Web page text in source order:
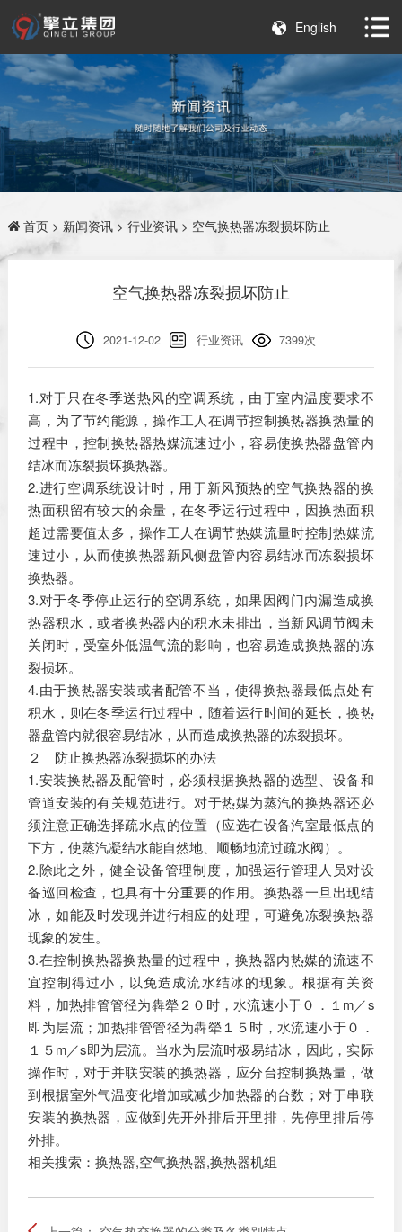
English
首页> 新闻资讯> 行业资讯> 空气换热器冻裂损坏防止
空气换热器冻裂损坏防止
2021-12-02 行业资讯 7399次
1.对于只在冬季送热风的空调系统，由于室内温度要求不
高，为了节约能源，操作工人在调节控制换热器换热量的
过程中，控制换热器热媒流速过小，容易使换热器盘管内
结冰而冻裂损坏换热器。
2.进行空调系统设计时，用于新风预热的空气换热器的换
热面积留有较大的余量，在冬季运行过程中，因换热面积
超过需要值太多，操作工人在调节热媒流量时控制热媒流
速过小，从而使换热器新风侧盘管内容易结冰而冻裂损坏
换热器。
3.对于冬季停止运行的空调系统，如果因阀门内漏造成换
热器积水，或者换热器内的积水未排出，当新风调节阀未
关闭时，受室外低温气流的影响，也容易造成换热器的冻
裂损坏。
4.由于换热器安装或者配管不当，使得换热器最低点处有
积水，则在冬季运行过程中，随着运行时间的延长，换热
器盘管内就很容易结冰，从而造成换热器的冻裂损坏。
２ 防止换热器冻裂损坏的办法
1.安装换热器及配管时，必须根据换热器的选型、设备和
管道安装的有关规范进行。对于热媒为蒸汽的换热器还必
须注意正确选择疏水点的位置（应选在设备汽室最低点的
下方，使蒸汽凝结水能自然地、顺畅地流过疏水阀）。
2.除此之外，健全设备管理制度，加强运行管理人员对设
备巡回检查，也具有十分重要的作用。换热器一旦出现结
冰，如能及时发现并进行相应的处理，可避免冻裂换热器
现象的发生。
3.在控制换热器换热量的过程中，换热器内热媒的流速不
宜控制得过小，以免造成流水结冰的现象。根据有关资
料，加热排管管径为犇犖２０时，水流速小于０．１m／s
即为层流；加热排管管径为犇犖１５时，水流速小于０．
１５m／s即为层流。当水为层流时极易结冰，因此，实际
操作时，对于并联安装的换热器，应分台控制换热量，做
到根据室外气温变化增加或减少加热器的台数；对于串联
安装的换热器，应做到先开外排后开里排，先停里排后停
外排。
相关搜索：换热器,空气换热器,换热器机组